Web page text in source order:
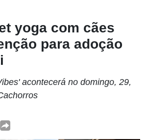
yoga com cães
para adoção
acontecerá no domingo, 29,